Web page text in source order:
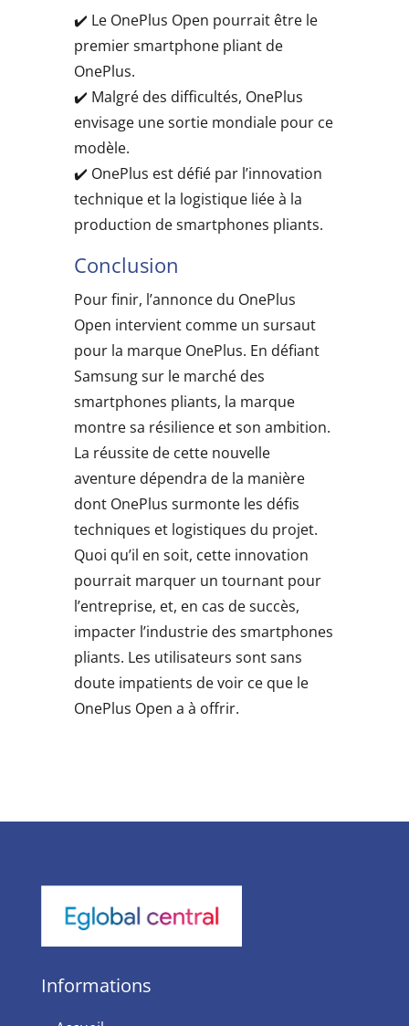
✔️ Le OnePlus Open pourrait être le
premier smartphone pliant de
OnePlus.
✔️ Malgré des difficultés, OnePlus
envisage une sortie mondiale pour ce
modèle.
✔️ OnePlus est défié par l’innovation
technique et la logistique liée à la
production de smartphones pliants.
Conclusion
Pour finir, l’annonce du OnePlus
Open intervient comme un sursaut
pour la marque OnePlus. En défiant
Samsung sur le marché des
smartphones pliants, la marque
montre sa résilience et son ambition.
La réussite de cette nouvelle
aventure dépendra de la manière
dont OnePlus surmonte les défis
techniques et logistiques du projet.
Quoi qu’il en soit, cette innovation
pourrait marquer un tournant pour
l’entreprise, et, en cas de succès,
impacter l’industrie des smartphones
pliants. Les utilisateurs sont sans
doute impatients de voir ce que le
OnePlus Open a à offrir.
Informations